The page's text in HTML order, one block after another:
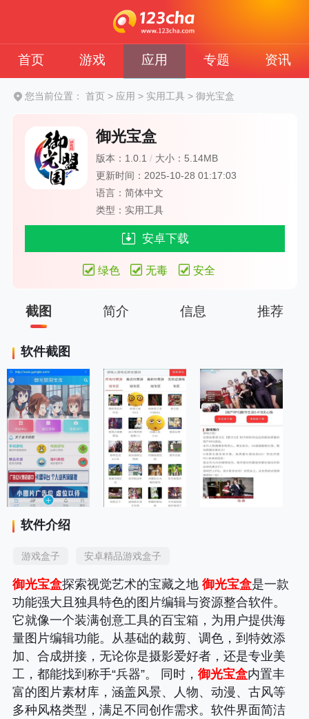
首页 游戏 应用 专题 资讯
您当前位置： 首页 > 应用 > 实用工具 >御光宝盒
御光宝盒
版本：1.0.1/ 大小：5.14MB
更新时间：2025-10-28 01:17:03
语言：简体中文
类型：实用工具
安卓下载
绿色 无毒 安全
截图 简介 信息 推荐
软件截图
软件介绍
游戏盒子 安卓精品游戏盒子
御光宝盒探索视觉艺术的宝藏之地 御光宝盒是一款
功能强大且独具特色的图片编辑与资源整合软件。
它就像一个装满创意工具的百宝箱，为用户提供海
量图片编辑功能。从基础的裁剪、调色，到特效添
加、合成拼接，无论你是摄影爱好者，还是专业美
工，都能找到称手“兵器”。 同时， 御光宝盒内置丰
富的图片素材库，涵盖风景、人物、动漫、古风等
多种风格类型，满足不同创作需求。软件界面简洁